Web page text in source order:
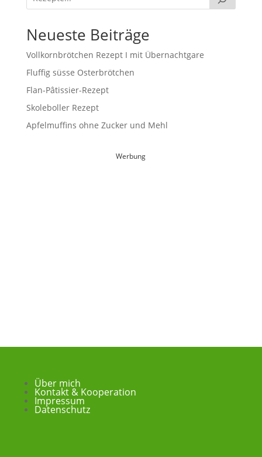
Neueste Beiträge
Vollkornbrötchen Rezept I mit Übernachtgare
Fluffig süsse Osterbrötchen
Flan-Pâtissier-Rezept
Skoleboller Rezept
Apfelmuffins ohne Zucker und Mehl
Werbung
Über mich
Kontakt & Kooperation
Impressum
Datenschutz